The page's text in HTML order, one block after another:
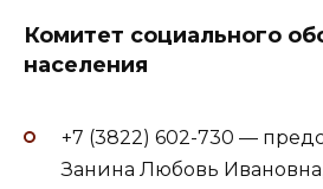
Комитет социального
населения
+7 (3822) 602-730 —
Занина Любовь Ивановна,